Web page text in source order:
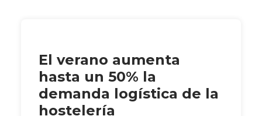
El verano aumenta
hasta un 50% la
demanda logística de la
hostelería